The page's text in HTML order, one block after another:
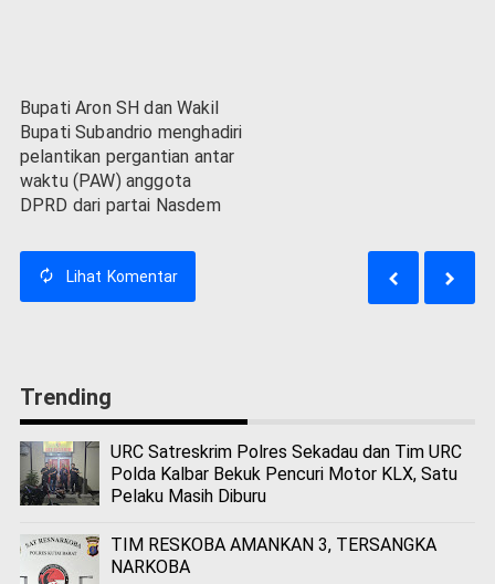
Bupati Aron SH dan Wakil
Bupati Subandrio menghadiri
pelantikan pergantian antar
waktu (PAW) anggota
DPRD dari partai Nasdem
Lihat Komentar
Trending
URC Satreskrim Polres Sekadau dan Tim URC
Polda Kalbar Bekuk Pencuri Motor KLX, Satu
Pelaku Masih Diburu
TIM RESKOBA AMANKAN 3, TERSANGKA
NARKOBA